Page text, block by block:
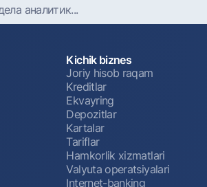
аналитик...
Kichik biznes
Joriy hisob raqam
Kreditlar
Ekvayring
Depozitlar
Kartalar
Tariflar
Hamkorlik xizmatlari
Valyuta operatsiyalari
Internet-banking